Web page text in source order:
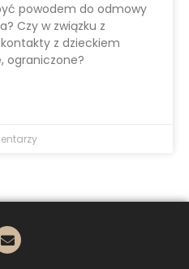
powodem do odmowy
Czy w związku z
z dzieckiem
ograniczone?